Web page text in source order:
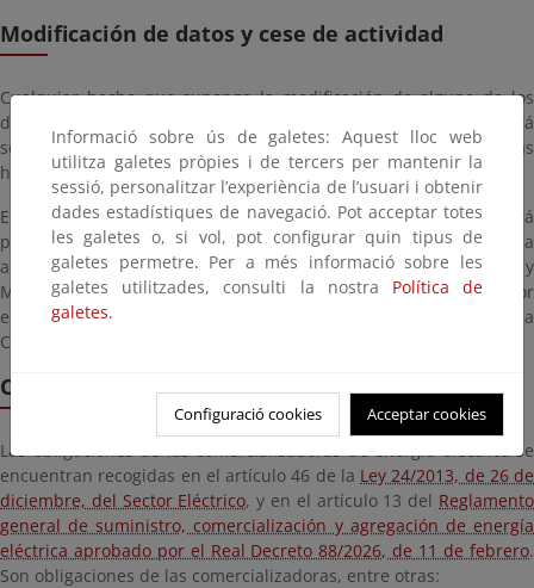
Modificación de datos y cese de actividad
Cualquier hecho que suponga la modificación de alguno de los
datos incluidos en la declaración responsable originaria, deberá
ser comunicado por el interesado en el plazo máximo de diez días
hábiles a partir del momento en que se produzca.
En el caso de cese de la actividad, el comercializador deberá
presentar una comunicación de cese de actividad a través de la
aplicación DICE. La Dirección General de Política Energética y
Minas dará traslado de la declaración responsable realizada por
el interesado a la Comisión Nacional de los Mercados y la
Competencia.
Obligaciones
Las obligaciones de las comercializadoras de energía eléctrica se
encuentran recogidas en el artículo 46 de la Ley 24/2013, de 26 de
diciembre, del Sector Eléctrico, y en el artículo 13 del Reglamento
general de suministro, comercialización y agregación de energía
eléctrica aprobado por el Real Decreto 88/2026, de 11 de febrero.
Son obligaciones de las comercializadoras, entre otras:
Informació sobre ús de galetes: Aquest lloc web
utilitza galetes pròpies i de tercers per mantenir la
sessió, personalitzar l’experiència de l’usuari i obtenir
dades estadístiques de navegació. Pot acceptar totes
les galetes o, si vol, pot configurar quin tipus de
galetes permetre. Per a més informació sobre les
galetes utilitzades, consulti la nostra Política de
galetes.
Configuració cookies Acceptar cookies